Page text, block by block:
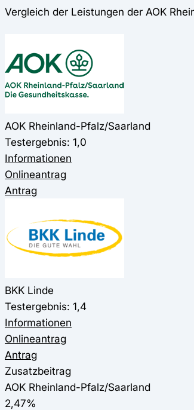
Vergleich der Leistungen der AOK
AOK Rheinland-Pfalz/Saarland
Testergebnis: 1,0
Informationen
Onlineantrag
Antrag
BKK Linde
Testergebnis: 1,4
Informationen
Onlineantrag
Antrag
Zusatzbeitrag
AOK Rheinland-Pfalz/Saarland
2,47%